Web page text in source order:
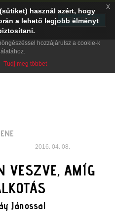
2016. 04. 08.
VESZVE, AMÍG
Jánossal
használ azért, hogy
a lehető legjobb élményt
hozzájárulsz a cookie-k
Tudj meg többet
x
TELEPÍTÉS